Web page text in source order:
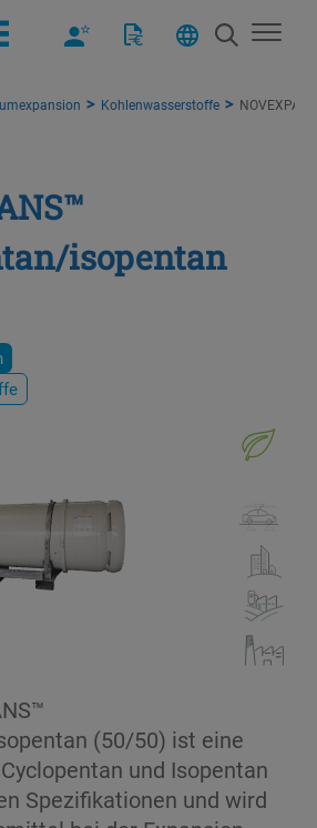
Kohlenwasserstoffe
isopentan
(50/50) ist eine
und Isopentan
Spezifikationen und wird